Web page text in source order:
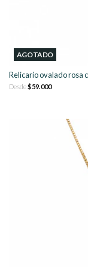
AGOTADO
Relicario ovalado rosa
Desde$59.000